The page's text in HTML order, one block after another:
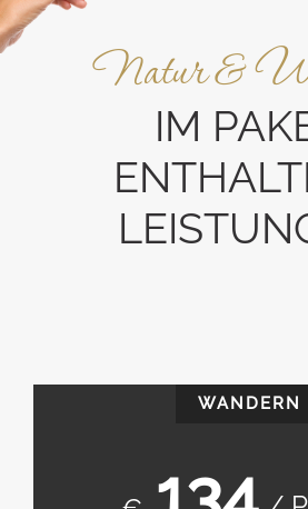
Natur &
IM
WANDERN